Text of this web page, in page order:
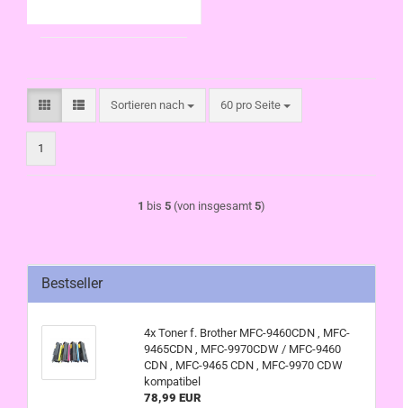
Sortieren nach
Sortieren nach 60 pro Seite
pro Seite
1
1 bis 5 (von insgesamt 5)
Bestseller
4x Toner f. Brother MFC-9460CDN , MFC-
9465CDN , MFC-9970CDW / MFC-9460
CDN , MFC-9465 CDN , MFC-9970 CDW
kompatibel
78,99 EUR